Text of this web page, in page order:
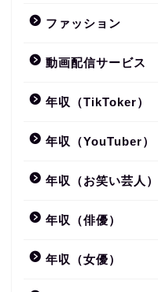
ファッション
動画配信サービス
年収（TikToker）
年収（YouTuber）
年収（お笑い芸人）
年収（俳優）
年収（女優）